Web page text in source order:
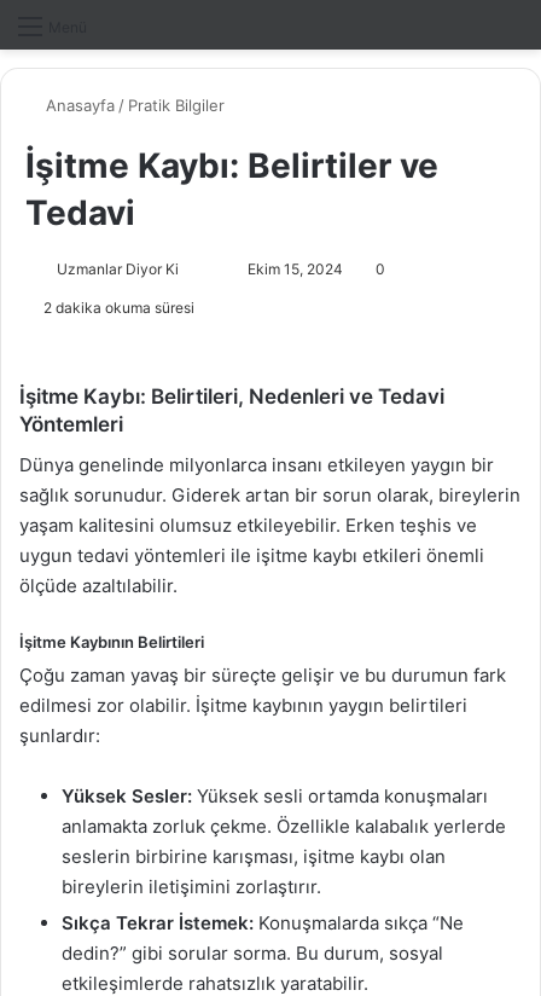
Anasayfa / Pratik Bilgiler
İşitme Kaybı: Belirtiler ve
Tedavi
Uzmanlar Diyor Ki
o
n
X
s
t
a
g
e
r
k
Ekim 15, 2024 0
2 dakika okuma süresi
İşitme Kaybı: Belirtileri, Nedenleri ve Tedavi
Yöntemleri
Dünya genelinde milyonlarca insanı etkileyen yaygın bir
sağlık sorunudur. Giderek artan bir sorun olarak, bireylerin
yaşam kalitesini olumsuz etkileyebilir. Erken teşhis ve
uygun tedavi yöntemleri ile işitme kaybı etkileri önemli
ölçüde azaltılabilir.
İşitme Kaybının Belirtileri
Çoğu zaman yavaş bir süreçte gelişir ve bu durumun fark
edilmesi zor olabilir. İşitme kaybının yaygın belirtileri
şunlardır:
Yüksek Sesler: Yüksek sesli ortamda konuşmaları
anlamakta zorluk çekme. Özellikle kalabalık yerlerde
seslerin birbirine karışması, işitme kaybı olan
bireylerin iletişimini zorlaştırır.
Sıkça Tekrar İstemek: Konuşmalarda sıkça “Ne
dedin?” gibi sorular sorma. Bu durum, sosyal
etkileşimlerde rahatsızlık yaratabilir.